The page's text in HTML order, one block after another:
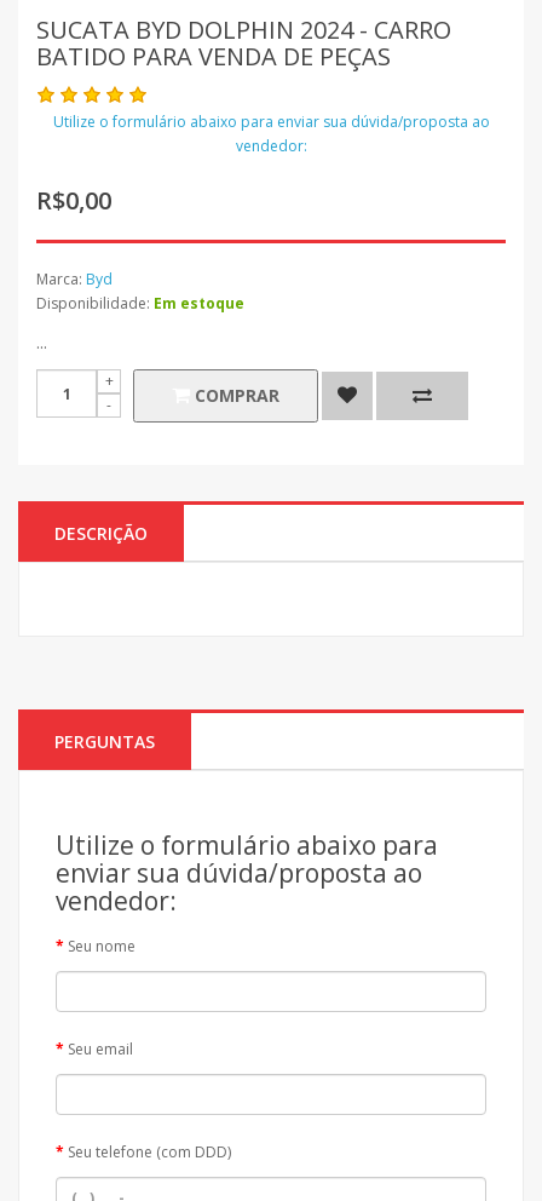
SUCATA BYD DOLPHIN 2024 - CARRO
BATIDO PARA VENDA DE PEÇAS
Utilize o formulário abaixo para enviar sua dúvida/proposta ao
vendedor:
R$0,00
Marca: Byd
Disponibilidade: Em estoque
...
COMPRAR
DESCRIÇÃO
PERGUNTAS
Utilize o formulário abaixo para
enviar sua dúvida/proposta ao
vendedor:
Seu nome
Seu email
Seu telefone (com DDD)